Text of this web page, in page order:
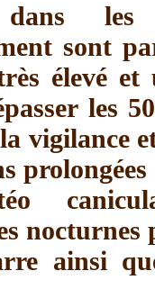
dans les
sont
élevé et
les
vigilance
prolongées
nocturnes
ainsi